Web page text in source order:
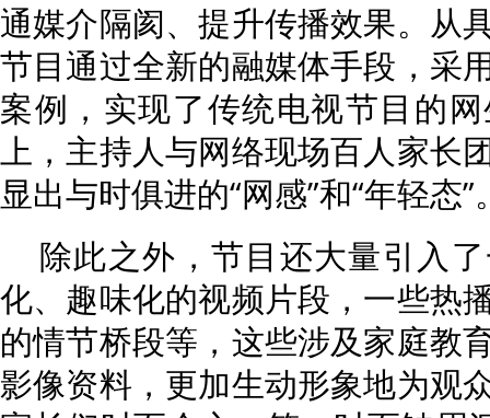
通媒介隔阂、提升传播效果。从
节目通过全新的融媒体手段，采
案例，实现了传统电视节目的
上，主持人与网络现场百人家长
显出与时俱进的“网感”和“年轻态”
除此之外，节目还大量引入
化、趣味化的视频片段，一些热
的情节桥段等，这些涉及家庭教
影像资料，更加生动形象地为观